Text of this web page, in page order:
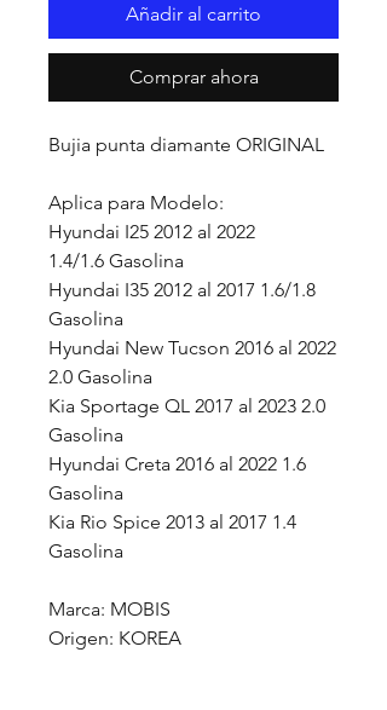
Añadir al carrito
Comprar ahora
Bujia punta diamante ORIGINAL
Aplica para Modelo:
Hyundai I25 2012 al 2022
1.4/1.6 Gasolina
Hyundai I35 2012 al 2017 1.6/1.8
Gasolina
Hyundai New Tucson 2016 al 2022
2.0 Gasolina
Kia Sportage QL 2017 al 2023 2.0
Gasolina
Hyundai Creta 2016 al 2022 1.6
Gasolina
Kia Rio Spice 2013 al 2017 1.4
Gasolina
Marca: MOBIS
Origen: KOREA